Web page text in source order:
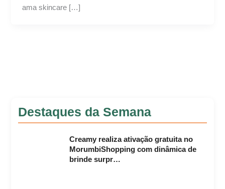
ama skincare […]
Destaques da Semana
Creamy realiza ativação gratuita no
MorumbiShopping com dinâmica de
brinde surpr…